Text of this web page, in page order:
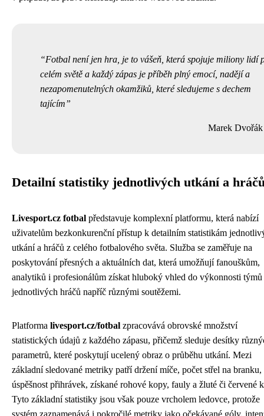
Fotbal není jen hra, je to vášeň, která spojuje miliony lidí
celém světě a každý zápas je příběh plný emocí, nadějí a
nezapomenutelných okamžiků, které sledujeme s dechem
tajícím
Marek Dvořák
Detailní statistiky jednotlivých utkání a
Livesport.cz fotbal představuje komplexní platformu, která nabízí
uživatelům bezkonkurenční přístup k detailním statistikám
utkání a hráčů z celého fotbalového světa. Služba se zaměřuje na
poskytování přesných a aktuálních dat, která umožňují fanouškům,
analytiků i profesionálům získat hluboký vhled do výkonnosti týmů
jednotlivých hráčů napříč různými soutěžemi.
Platforma livesport.cz/fotbal zpracovává obrovské množství
statistických údajů z každého zápasu, přičemž sleduje desítky
parametrů, které poskytují ucelený obraz o průběhu utkání. Mezi
základní sledované metriky patří držení míče, počet střel na branku,
úspěšnost přihrávek, získané rohové kopy, fauly a žluté či červené
Tyto základní statistiky jsou však pouze vrcholem ledovce, protože